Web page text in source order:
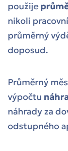
použije
nikoli
průměrný
doposud.
Průměrný
výpočtu
náhrady za
odstupného